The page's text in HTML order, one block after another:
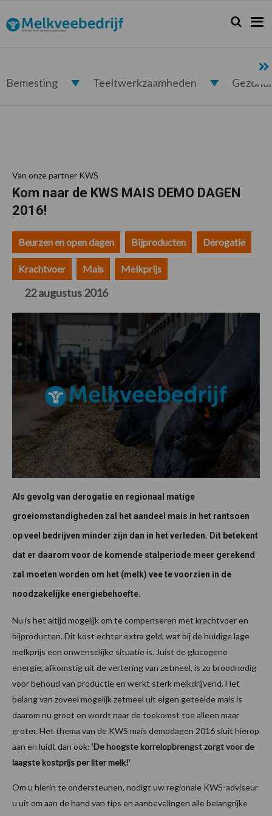
de
hoofdnavigatie
de
hoofd
de
eerste
de
voettekst
Melkveebedrijf.nl Zoeken...
Zoek
Bemesting Teeltwerkzaamheden
Van onze partner KWS
Kom naar de KWS MAIS DEMO DAGEN
2016!
Beurzen en open dagen Bijproducten Derogatie
Krachtvoer Mais Melkprijs
22 augustus 2016
Als gevolg van derogatie en regionaal matige
groeiomstandigheden zal het aandeel mais in het rantsoen
op veel bedrijven minder zijn dan in het verleden. Dit betekent
dat er daarom voor de komende stalperiode meer gerekend
zal moeten worden om het (melk) vee te voorzien in de
noodzakelijke energiebehoefte.
Nu is het altijd mogelijk om te compenseren met krachtvoer en
bijproducten. Dit kost echter extra geld, wat bij de huidige lage
melkprijs een onwenselijke situatie is. Juist de glucogene
energie, afkomstig uit de vertering van zetmeel, is zo broodnodig
voor behoud van productie en werkt sterk melkdrijvend. Het
belang van zoveel mogelijk zetmeel uit eigen geteelde mais is
daarom nu groot en wordt naar de toekomst toe alleen maar
groter. Het thema van de KWS maïs demodagen 2016 sluit hierop
aan en luidt dan ook: ‘De hoogste korrelopbrengst zorgt voor de
laagste kostprijs per liter melk!’
Om u hierin te ondersteunen, nodigt uw regionale KWS-adviseur
u uit om aan de hand van tips en aanbevelingen alle belangrijke